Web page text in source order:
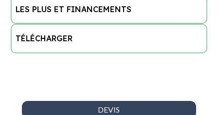
LES PLUS ET FINANCEMENTS
TÉLÉCHARGER
DEVIS